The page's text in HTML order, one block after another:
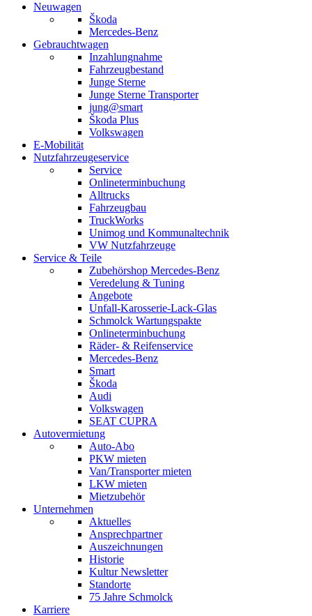
Neuwagen
Škoda
Mercedes-Benz
Gebrauchtwagen
Inzahlungnahme
Fahrzeugbestand
Junge Sterne
Junge Sterne Transporter
jung@smart
Škoda Plus
Volkswagen
E-Mobilität
Nutzfahrzeugeservice
Service
Onlineterminbuchung
Alltrucks
Fahrzeugbau
TruckWorks
Unimog und Kommunaltechnik
VW Nutzfahrzeuge
Service & Teile
Zubehörshop Mercedes-Benz
Veredelung & Tuning
Angebote
Unfall-Karosserie-Lack-Glas
Schmolck Wartungspakte
Onlineterminbuchung
Räder- & Reifenservice
Mercedes-Benz
Smart
Škoda
Audi
Volkswagen
SEAT CUPRA
Autovermietung
Auto-Abo
PKW mieten
Van/Transporter mieten
LKW mieten
Mietzubehör
Unternehmen
Aktuelles
Ansprechpartner
Auszeichnungen
Historie
Kultur Newsletter
Standorte
75 Jahre Schmolck
Karriere